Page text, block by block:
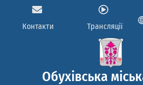
Контакти Трансляції
Обухівська